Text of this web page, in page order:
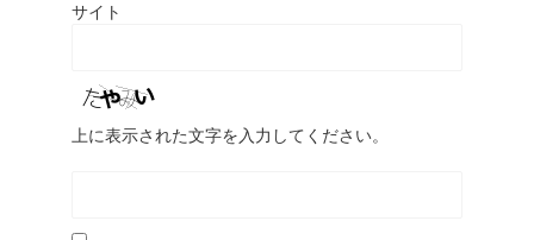
サイト
上に表示された文字を入力してください。